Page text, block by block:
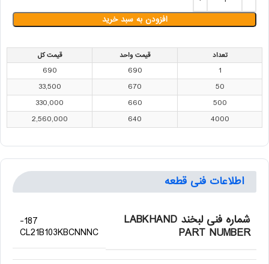
افزودن به سبد خرید
تعداد قیمت واحد قیمت کل
1
690
690
50
670
33,500
500
660
330,000
4000
640
2,560,000
اطلاعات فنی قطعه
شماره فنی لبخند LABKHAND
PART NUMBER
187-
CL21B103KBCNNNC